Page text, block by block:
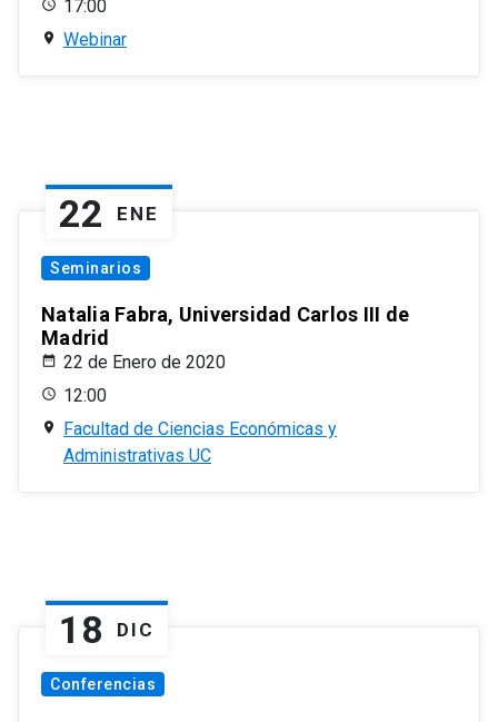
17:00
Webinar
22 ENE
Seminarios
Natalia Fabra, Universidad Carlos III de
Madrid
22 de Enero de 2020
12:00
Facultad de Ciencias Económicas y
Administrativas UC
18 DIC
Conferencias